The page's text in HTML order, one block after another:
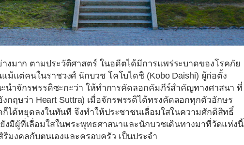
มาก ตามประวัติศาสตร์ ในอดีตได้มีการแพร่ระบาดของโรคภัย
ม้แต่คนในราชวงศ์ นักบวชโคโบไดชิ (Kobo Daishi) ผู้ก่อตั้ง
นำจักรพรรดิซะกะว่า ให้ทำการคัดลอกคัมภีร์สำคัญทางศาสนา ที่
กฤษว่า Heart Suttra) เมื่อจักรพรรดิได้ทรงคัดลอกทุกตัวอักษร
ได้หยุดลงในทันที จึงทำให้ประชาชนเลื่อมใสในความศักดิสิทธิ์
มีผู้ที่เลื่อมใสในพระพุทธศาสนาและนักบวชเดินทางมาที่วัดแห่งนี้
มงคลกับตนเองและครอบครัว เป็นประจำ